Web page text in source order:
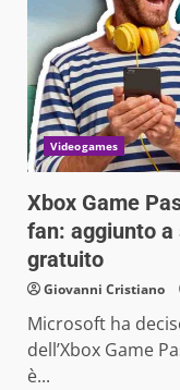
Videogames
Xbox Game
fan: aggiunto a
gratuito
Giovanni Cristiano
Microsoft ha
dell’Xbox Game
è...